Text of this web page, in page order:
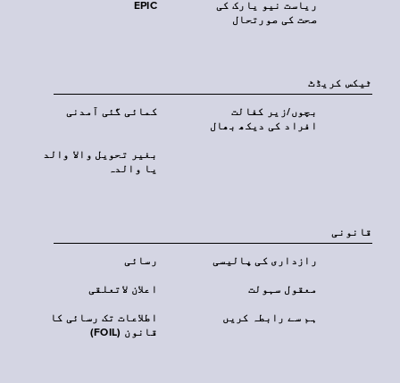
EPIC
ریاست نیو یارک کی
صحت کی صورتحال
ٹیکس کریڈٹ
کمائی گئی آمدنی
بچوں/زیر کفالت
افراد کی دیکھ بھال
بغیر تحویل والا والد
یا والدہ
قانونی
رسائی رازداری کی پالیسی
اعلان لاتعلقی معقول سہولت
اطلاعات تک رسائی کا
قانون (FOIL)
ہم سے رابطہ کریں